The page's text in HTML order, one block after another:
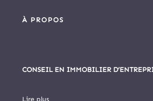
À PROPOS
CONSEIL EN IMMOBILIER